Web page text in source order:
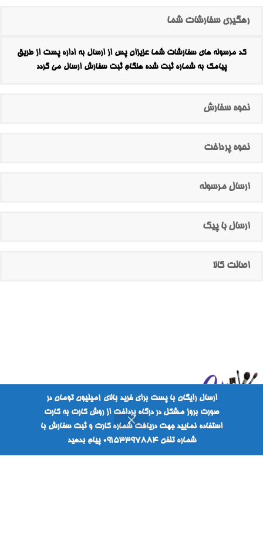
ارسال رایگان با پست برای خرید بالای ۱میلیون تومان در
صورت بروز مشکل در درگاه پرداخت از روش کارت به کارت
استفاده نمایید جهت دریافت شماره کارت و ثبت سفارش با
شماره تلفن ۰۹۱۵۳۳۹۷۸۸۴ پیام بدهید
رهگیری سفارشات شما
کد مرسوله های سفارشات شما عزیزان پس از ارسال به اداره پست از طریق
پیامک به شماره ثبت شده هنگام ثبت سفارش ارسال می گردد
نحوه سفارش
نحوه پرداخت
ارسال مرسوله
ارسال با پیک
اصالت کالا